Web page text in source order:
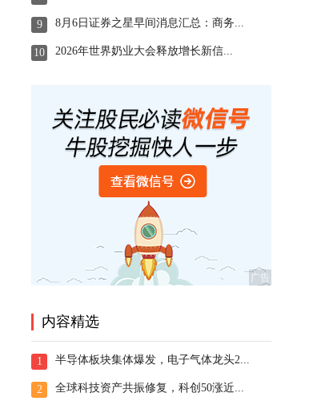
9 8月6日证券之星早间消息汇总：商务...
10 2026年世界奶业大会释放增长新信...
内容精选
1 半导体板块集体爆发，电子气体龙头2...
2 全球科技资产共振修复，科创50涨近...